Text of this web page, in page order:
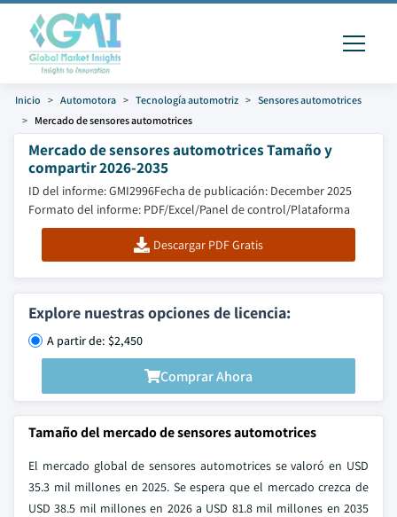
Inicio Automotora Tecnología automotriz
Sensores automotrices
Mercado de sensores automotrices
Mercado de sensores automotrices Tamaño y
compartir 2026-2035
ID del informe: GMI2996Fecha de publicación: December 2025
Formato del informe: PDF/Excel/Panel de control/Plataforma
Descargar PDF Gratis
Explore nuestras opciones de licencia:
A partir de: $2,450
Comprar Ahora
Tamaño del mercado de sensores automotrices
El mercado global de sensores automotrices se valoró en USD
35.3 mil millones en 2025. Se espera que el mercado crezca de
USD 38.5 mil millones en 2026 a USD 81.8 mil millones en 2035